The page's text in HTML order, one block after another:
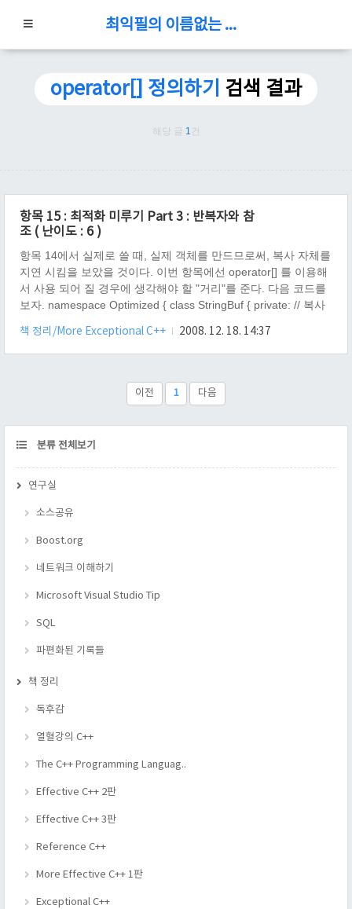
최익필의 이름없는 블로그
operator[] 정의하기 검색 결과
해당 글 1 건
항목 15 : 최적화 미루기 Part 3 : 반복자와 참
조 ( 난이도 : 6 )
항목 14에서 실제로 쓸 때, 실제 객체를 만드므로써, 복사 자체를
지연 시킴을 보았을 것이다. 이번 항목에선 operator[] 를 이용해
서 사용 되어 질 경우에 생각해야 할 "거리"를 준다. 다음 코드를
보자. namespace Optimized { class StringBuf { private: // 복사
StringBuf& ); public: StringBuf(); ~StringBuf(); void Reserve(
size_t n ); public: char *buf_;// 버퍼 size_t len_;// 버퍼의 길이
책 정리/More Exceptional C++ 2008. 12. 18. 14:37
이전 1 다음
CATEGORY
분류 전체보기
연구실
소스공유
Boost.org
네트워크 이해하기
Microsoft Visual Studio Tip
SQL
파편화된 기록들
책 정리
독후감
열혈강의 C++
The C++ Programming Languag..
Effective C++ 2판
Effective C++ 3판
Reference C++
More Effective C++ 1판
Exceptional C++